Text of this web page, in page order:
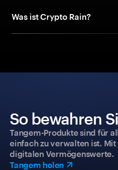
Was ist Crypto Rain?
So bewahren
Tangem-Produkte sind für
einfach zu verwalten ist.
digitalen Vermögenswerte.
Tangem holen